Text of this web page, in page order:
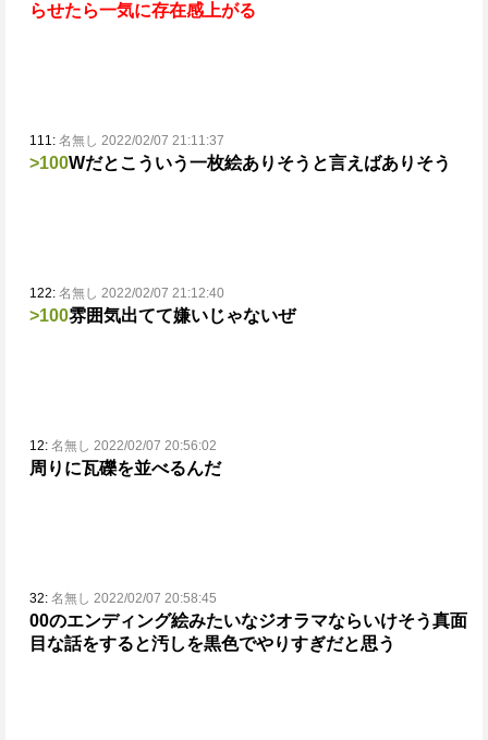
らせたら一気に存在感上がる
111: 名無し 2022/02/07 21:11:37
>100Wだとこういう一枚絵ありそうと言えばありそう
122: 名無し 2022/02/07 21:12:40
>100雰囲気出てて嫌いじゃないぜ
12: 名無し 2022/02/07 20:56:02
周りに瓦礫を並べるんだ
32: 名無し 2022/02/07 20:58:45
00のエンディング絵みたいなジオラマならいけそう真面
目な話をすると汚しを黒色でやりすぎだと思う